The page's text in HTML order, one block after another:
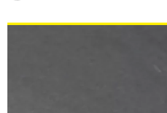
MOTOGP